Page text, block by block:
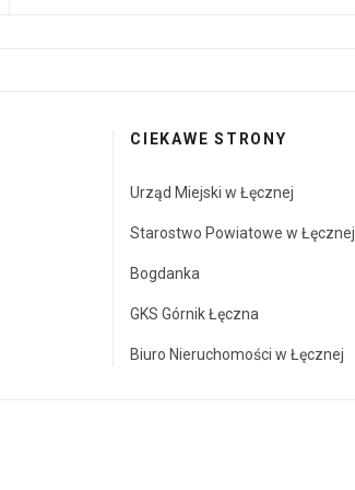
CIEKAWE STRONY
Urząd Miejski w Łęcznej
Starostwo Powiatowe w Łęcznej
Bogdanka
GKS Górnik Łęczna
Biuro Nieruchomości w Łęcznej